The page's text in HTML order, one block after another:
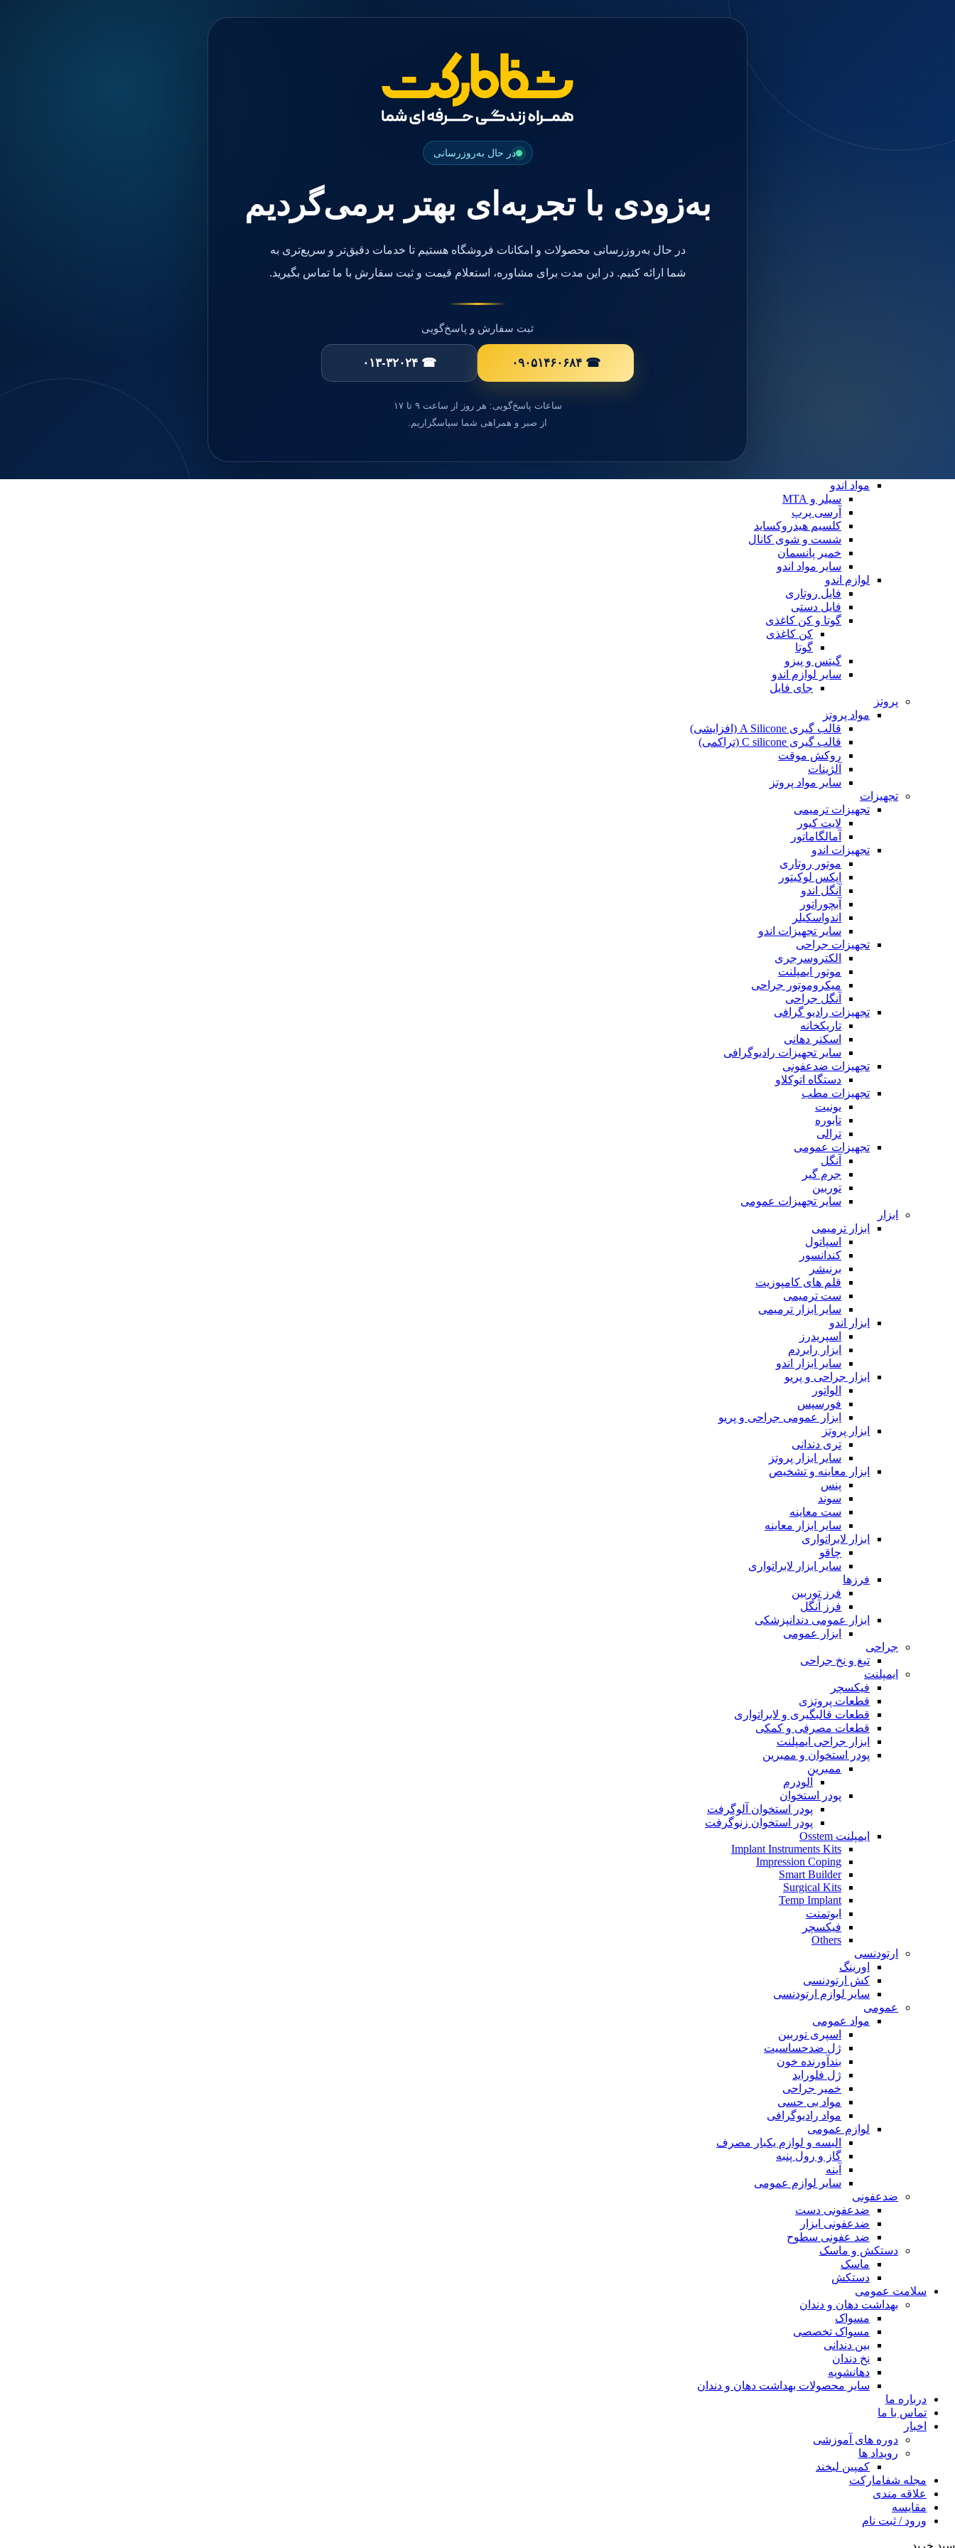
در حال به‌روزرسانی
به‌زودی با تجربه‌ای بهتر برمی‌گردیم
در حال به‌روزرسانی محصولات و امکانات فروشگاه هستیم تا خدمات دقیق‌تر و سریع‌تری به
شما ارائه کنیم. در این مدت برای مشاوره، استعلام قیمت و ثبت سفارش با ما تماس بگیرید.
ثبت سفارش و پاسخ‌گویی
☎ ۰۹۰۵۱۴۶۰۶۸۴ ☎ ۰۱۳-۳۲۰۲۴
ساعات پاسخ‌گویی: هر روز از ساعت ۹ تا ۱۷
از صبر و همراهی شما سپاسگزاریم.
کاپ و مولت پرداخت
مواد اندو
سیلر و MTA
آرسی پرپ
کلسیم هیدروکساید
شست و شوی کانال
خمیر پانسمان
سایر مواد اندو
لوازم اندو
فایل روتاری
فایل دستی
گوتا و کن کاغذی
کن کاغذی
گوتا
گیتس و پیزو
سایر لوازم اندو
جای فایل
پروتز
مواد پروتز
قالب گیری A Silicone (افزایشی)
قالب گیری C silicone (تراکمی)
روکش موقت
آلژینات
سایر مواد پروتز
تجهیزات
تجهیزات ترمیمی
لایت کیور
آمالگاماتور
تجهیزات اندو
موتور روتاری
اپکس لوکیتور
آنگل اندو
آبچوراتور
اندواسکیلر
سایر تجهیزات اندو
تجهیزات جراحی
الکتروسرجری
موتور ایمپلنت
میکروموتور جراحی
آنگل جراحی
تجهیزات رادیو گرافی
تاریکخانه
اسکنر دهانی
سایر تجهیزات رادیوگرافی
تجهیزات ضدعفونی
دستگاه اتوکلاو
تجهیزات مطب
یونیت
تابوره
ترالی
تجهیزات عمومی
آنگل
جرم گیر
توربین
سایر تجهیزات عمومی
ابزار
ابزار ترمیمی
اسپاتول
کندانسور
برنیشر
قلم های کامپوزیت
ست ترمیمی
سایر ابزار ترمیمی
ابزار اندو
اسپریدرز
ابزار رابردم
سایر ابزار اندو
ابزار جراحی و پریو
الواتور
فورسپس
ابزار عمومی جراحی و پریو
ابزار پروتز
تری دندانی
سایر ابزار پروتز
ابزار معاینه و تشخیص
پنس
سوند
ست معاینه
سایر ابزار معاینه
ابزار لابراتواری
چاقو
سایر ابزار لابراتواری
فرزها
فرز توربین
فرز آنگل
ابزار عمومی دندانپزشکی
ابزار عمومی
جراحی
تیغ و نخ جراحی
ایمپلنت
فیکسچر
قطعات پروتزی
قطعات قالبگیری و لابراتواری
قطعات مصرفی و کمکی
ابزار جراحی ایمپلنت
پودر استخوان و ممبرین
ممبرین
آلودرم
پودر استخوان
پودر استخوان آلوگرفت
پودر استخوان زنوگرفت
ایمپلنت Osstem
Implant Instruments Kits
Impression Coping
Smart Builder
Surgical Kits
Temp Implant
ابوتمنت
فیکسچر
Others
ارتودنسی
اورینگ
کش ارتودنسی
سایر لوازم ارتودنسی
عمومی
مواد عمومی
اسپری توربین
ژل ضدحساسیت
بندآورنده خون
ژل فلوراید
خمیر جراحی
مواد بی حسی
مواد رادیوگرافی
لوازم عمومی
البسه و لوازم یکبار مصرف
گاز و رول پنبه
آینه
سایر لوازم عمومی
ضدعفونی
ضدعفونی دست
ضدعفونی ابزار
ضد عفونی سطوح
دستکش و ماسک
ماسک
دستکش
سلامت عمومی
بهداشت دهان و دندان
مسواک
مسواک تخصصی
بین دندانی
نخ دندان
دهانشویه
سایر محصولات بهداشت دهان و دندان
درباره ما
تماس با ما
اخبار
دوره های آموزشی
رویداد ها
کمپین لبخند
مجله شفامارکت
علاقه مندی
مقایسه
ورود / ثبت نام
سبد خرید